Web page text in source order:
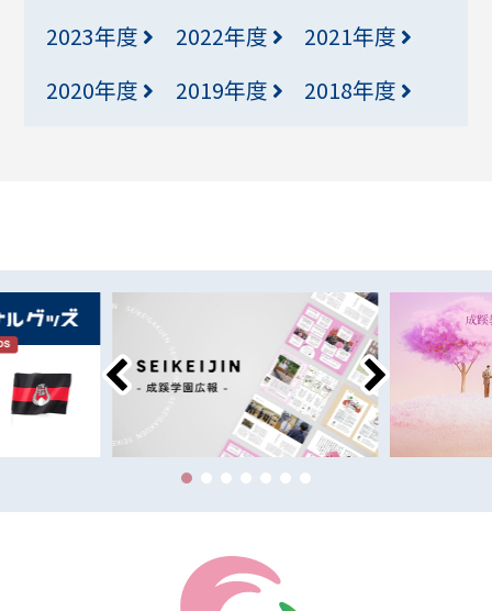
2023年度
2022年度
2021年度
2020年度
2019年度 2018年度